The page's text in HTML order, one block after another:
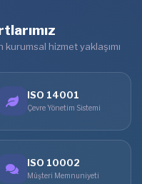
hizmet yaklaşımı
ISO 14001
Çevre Yönetim Sistemi
ISO 10002
Müşteri Memnuniyeti